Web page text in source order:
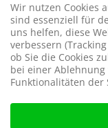
Wir nutzen Cookies
sind essenziell für
uns helfen, diese
verbessern
ob Sie die Cookies
bei einer
Funktionalitäten der